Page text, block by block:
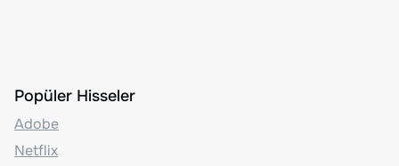
Popüler Hisseler
Adobe
Netflix